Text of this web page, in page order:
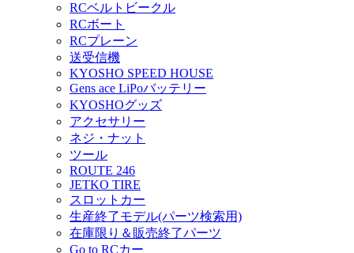
RCベルトビークル
RCボート
RCプレーン
送受信機
KYOSHO SPEED HOUSE
Gens ace LiPoバッテリー
KYOSHOグッズ
アクセサリー
ネジ・ナット
ツール
ROUTE 246
JETKO TIRE
スロットカー
生産終了モデル(パーツ検索用)
在庫限り＆販売終了パーツ
Go to RCカー